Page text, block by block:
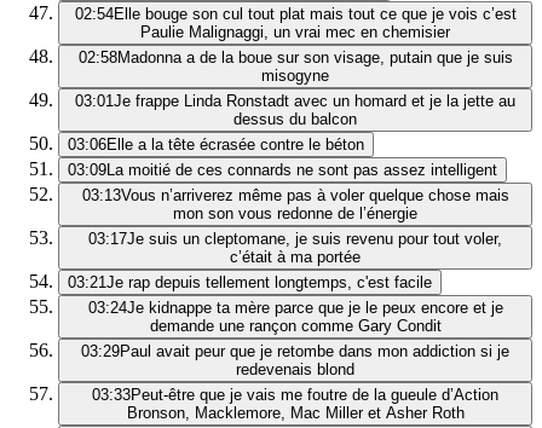
02:54Elle bouge son cul tout plat mais tout ce que je vois c’est
Paulie Malignaggi, un vrai mec en chemisier
02:58Madonna a de la boue sur son visage, putain que je suis
misogyne
03:01Je frappe Linda Ronstadt avec un homard et je la jette au
dessus du balcon
03:06Elle a la tête écrasée contre le béton
03:09La moitié de ces connards ne sont pas assez intelligent
03:13Vous n’arriverez même pas à voler quelque chose mais
mon son vous redonne de l’énergie
03:17Je suis un cleptomane, je suis revenu pour tout voler,
c’était à ma portée
03:21Je rap depuis tellement longtemps, c'est facile
03:24Je kidnappe ta mère parce que je le peux encore et je
demande une rançon comme Gary Condit
03:29Paul avait peur que je retombe dans mon addiction si je
redevenais blond
03:33Peut-être que je vais me foutre de la gueule d’Action
Bronson, Macklemore, Mac Miller et Asher Roth